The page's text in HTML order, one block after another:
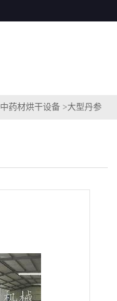
中药材烘干设备 >大型丹参